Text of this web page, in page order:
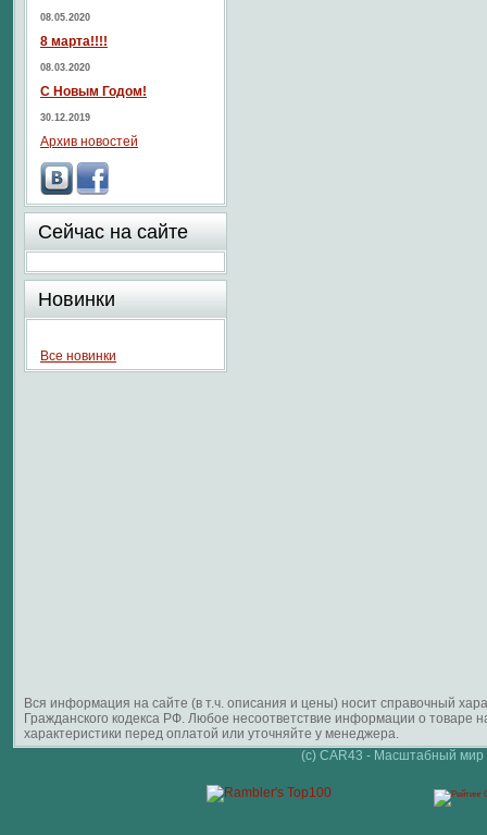
08.05.2020
8 марта!!!!
08.03.2020
С Новым Годом!
30.12.2019
Архив новостей
Сейчас на сайте
Новинки
Все новинки
Вся информация на сайте (в т.ч. описания и цены) носит справочный
Гражданского кодекса РФ. Любое несоответствие информации о
характеристики перед оплатой или уточняйте у менеджера.
(c) CAR43 - Масштабный мир